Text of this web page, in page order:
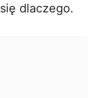
dlaczego.